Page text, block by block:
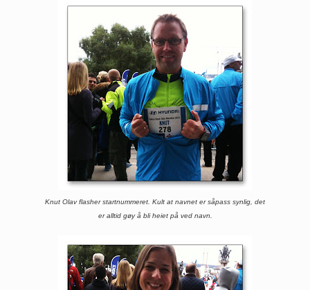
Knut Olav flasher startnummeret. Kult at navnet er såpass synlig, det
er alltid gøy å bli heiet på ved navn.